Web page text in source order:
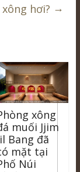
hơi? →
xông
muối Jjim
Bang đã
mặt tại
Núi